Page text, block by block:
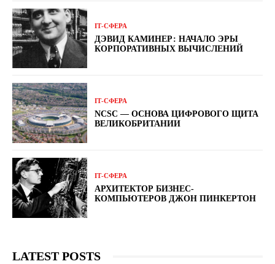
ІТ-СФЕРА
ДЭВИД КАМИНЕР: НАЧАЛО ЭРЫ
КОРПОРАТИВНЫХ ВЫЧИСЛЕНИЙ
ІТ-СФЕРА
NCSC — ОСНОВА ЦИФРОВОГО ЩИТА
ВЕЛИКОБРИТАНИИ
ІТ-СФЕРА
АРХИТЕКТОР БИЗНЕС-
КОМПЬЮТЕРОВ ДЖОН ПИНКЕРТОН
LATEST POSTS